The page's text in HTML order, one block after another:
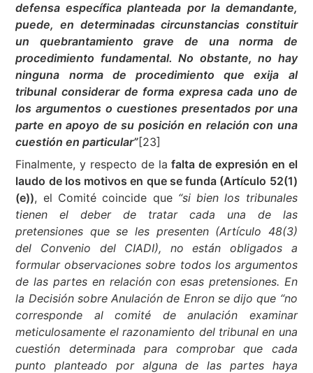
defensa específica planteada por la demandante,
puede, en determinadas circunstancias constituir
un quebrantamiento grave de una norma de
procedimiento fundamental. No obstante, no hay
ninguna norma de procedimiento que exija al
tribunal considerar de forma expresa cada uno de
los argumentos o cuestiones presentados por una
parte en apoyo de su posición en relación con una
cuestión en particular”[23]
Finalmente, y respecto de la falta de expresión en el
laudo de los motivos en que se funda (Artículo 52(1)
(e)), el Comité coincide que “si bien los tribunales
tienen el deber de tratar cada una de las
pretensiones que se les presenten (Artículo 48(3)
del Convenio del CIADI), no están obligados a
formular observaciones sobre todos los argumentos
de las partes en relación con esas pretensiones. En
la Decisión sobre Anulación de Enron se dijo que “no
corresponde al comité de anulación examinar
meticulosamente el razonamiento del tribunal en una
cuestión determinada para comprobar que cada
punto planteado por alguna de las partes haya